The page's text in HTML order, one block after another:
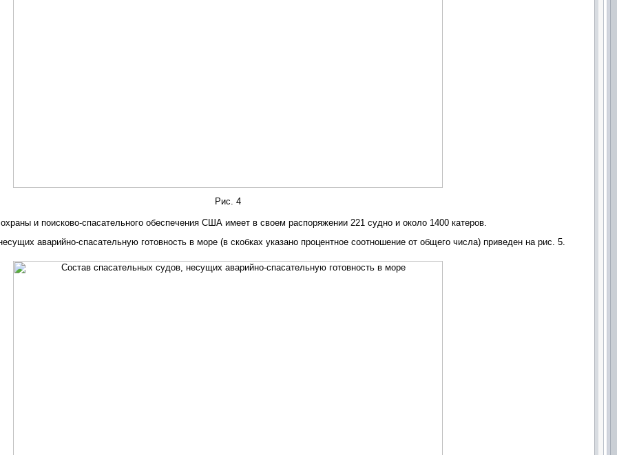
Рис. 4
и поисково-спасательного обеспечения США имеет в своем распоряжении 221 судно и около 1400 катеров.
аварийно-спасательную готовность в море (в скобках указано процентное соотношение от общего числа) приведен на рис. 5.